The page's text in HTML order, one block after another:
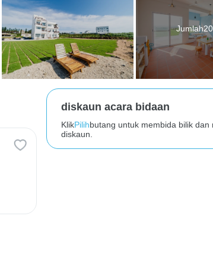
diskaun acara bidaan
KlikPilihbutang untuk membida bilik dan
diskaun.